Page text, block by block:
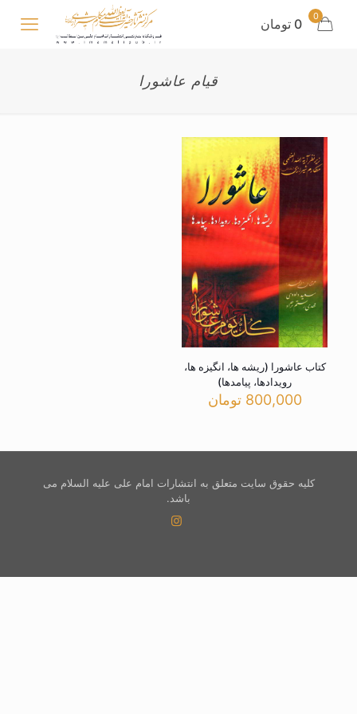
0 0 تومان
قیام عاشورا
کتاب عاشورا (ریشه ها، انگیزه ها،
رویدادها، پیامدها)
800,000 تومان
کلیه حقوق سایت متعلق به انتشارات امام علی علیه السلام می
باشد.